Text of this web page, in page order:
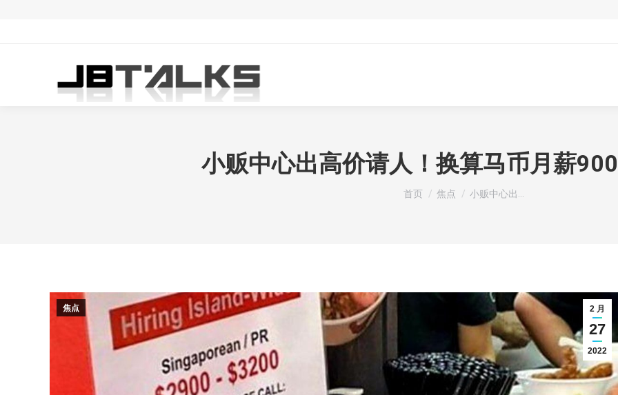
小贩中心出高价请人！换算马币月薪
您在这里：
首页 焦点 小贩中心出…
2 月
27
2022
焦点